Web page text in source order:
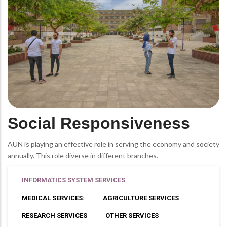
Social Responsiveness
AUN is playing an effective role in serving the economy and society
annually. This role diverse in different branches.
INFORMATICS SYSTEM SERVICES
MEDICAL SERVICES: AGRICULTURE SERVICES
RESEARCH SERVICES OTHER SERVICES